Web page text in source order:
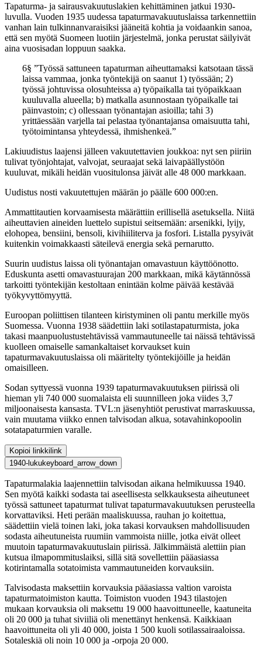
Tapaturma- ja sairausvakuutuslakien kehittäminen jatkui 1930-
luvulla. Vuoden 1935 uudessa tapaturmavakuutuslaissa tarkennettiin
vanhan lain tulkinnanvaraisiksi jääneitä kohtia ja voidaankin sanoa,
että sen myötä Suomeen luotiin järjestelmä, jonka perustat säilyivät
aina vuosisadan loppuun saakka.
6§ ”Työssä sattuneen tapaturman aiheuttamaksi katsotaan tässä
laissa vammaa, jonka työntekijä on saanut 1) työssään; 2)
työssä johtuvissa olosuhteissa a) työpaikalla tai työpaikkaan
kuuluvalla alueella; b) matkalla asunnostaan työpaikalle tai
päinvastoin; c) ollessaan työnantajan asioilla; tahi 3)
yrittäessään varjella tai pelastaa työnantajansa omaisuutta tahi,
työtoimintansa yhteydessä, ihmishenkeä.”
Lakiuudistus laajensi jälleen vakuutettavien joukkoa: nyt sen piiriin
tulivat työnjohtajat, valvojat, seuraajat sekä laivapäällystöön
kuuluvat, mikäli heidän vuositulonsa jäivät alle 48 000 markkaan.
Uudistus nosti vakuutettujen määrän jo päälle 600 000:en.
Ammattitautien korvaamisesta määrättiin erillisellä asetuksella. Niitä
aiheuttavien aineiden luettelo supistui seitsemään: arsenikki, lyijy,
elohopea, bensiini, bensoli, kivihiiliterva ja fosfori. Listalla pysyivät
kuitenkin voimakkaasti säteilevä energia sekä pernarutto.
Suurin uudistus laissa oli työnantajan omavastuun käyttöönotto.
Eduskunta asetti omavastuurajan 200 markkaan, mikä käytännössä
tarkoitti työntekijän kestoltaan enintään kolme päivää kestävää
työkyvyttömyyttä.
Euroopan poliittisen tilanteen kiristyminen oli pantu merkille myös
Suomessa. Vuonna 1938 säädettiin laki sotilastapaturmista, joka
takasi maanpuolustustehtävissä vammautuneelle tai näissä tehtävissä
kuolleen omaiselle samankaltaiset korvaukset kuin
tapaturmavakuutuslaissa oli määritelty työntekijöille ja heidän
omaisilleen.
Sodan syttyessä vuonna 1939 tapaturmavakuutuksen piirissä oli
hieman yli 740 000 suomalaista eli suunnilleen joka viides 3,7
miljoonaisesta kansasta. TVL:n jäsenyhtiöt perustivat marraskuussa,
vain muutama viikko ennen talvisodan alkua, sotavahinkopoolin
sotatapaturmien varalle.
Kopioi linkkilink
1940-lukukeyboard_arrow_down
Tapaturmalakia laajennettiin talvisodan aikana helmikuussa 1940.
Sen myötä kaikki sodasta tai aseellisesta selkkauksesta aiheutuneet
työssä sattuneet tapaturmat tulivat tapaturmavakuutuksen perusteella
korvattaviksi. Heti perään maaliskuussa, rauhan jo koitettua,
säädettiin vielä toinen laki, joka takasi korvauksen mahdollisuuden
sodasta aiheutuneista ruumiin vammoista niille, jotka eivät olleet
muutoin tapaturmavakuutuslain piirissä. Jälkimmäistä alettiin pian
kutsua ilmapommituslaiksi, sillä sitä sovellettiin pääasiassa
kotirintamalla sotatoimista vammautuneiden korvauksiin.
Talvisodasta maksettiin korvauksia pääasiassa valtion varoista
tapaturmatoimiston kautta. Toimiston vuoden 1943 tilastojen
mukaan korvauksia oli maksettu 19 000 haavoittuneelle, kaatuneita
oli 20 000 ja tuhat siviiliä oli menettänyt henkensä. Kaikkiaan
haavoittuneita oli yli 40 000, joista 1 500 kuoli sotilassairaaloissa.
Sotaleskiä oli noin 10 000 ja -orpoja 20 000.